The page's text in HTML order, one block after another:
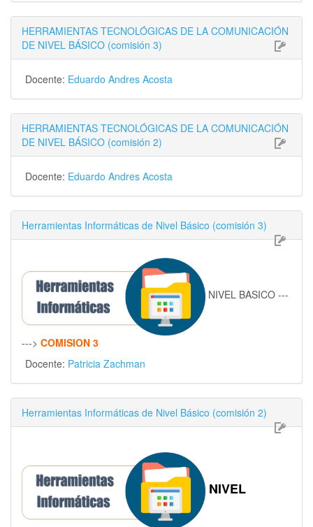
HERRAMIENTAS TECNOLÓGICAS DE LA COMUNICACIÓN
DE NIVEL BÁSICO (comisión 3)
Docente: Eduardo Andres Acosta
HERRAMIENTAS TECNOLÓGICAS DE LA COMUNICACIÓN
DE NIVEL BÁSICO (comisión 2)
Docente: Eduardo Andres Acosta
Herramientas Informáticas de Nivel Básico (comisión 3)
NIVEL BASICO ---
---> COMISION 3
Docente: Patricia Zachman
Herramientas Informáticas de Nivel Básico (comisión 2)
NIVEL